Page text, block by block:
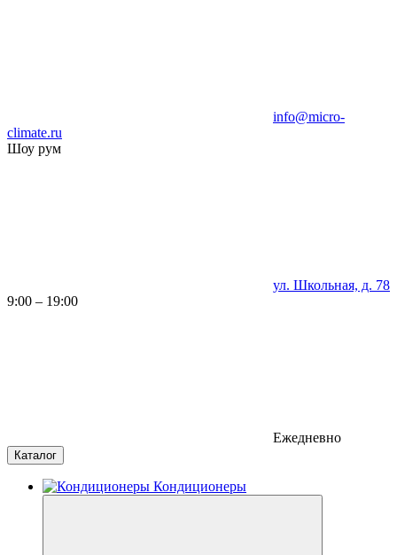
info@micro-
climate.ru
Шоу рум
ул. Школьная, д. 78
9:00 – 19:00
Ежедневно
Каталог
Кондиционеры